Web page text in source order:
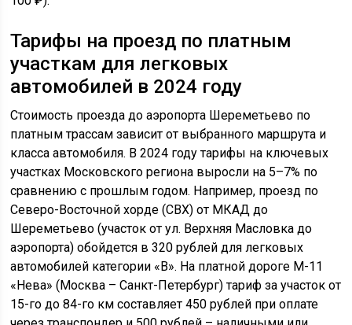
Тарифы на проезд по платным
участкам для легковых
автомобилей в 2024 году
Стоимость проезда до аэропорта Шереметьево по
платным трассам зависит от выбранного маршрута и
класса автомобиля. В 2024 году тарифы на ключевых
участках Московского региона выросли на 5–7% по
сравнению с прошлым годом. Например, проезд по
Северо-Восточной хорде (СВХ) от МКАД до
Шереметьево (участок от ул. Верхняя Масловка до
аэропорта) обойдется в 320 рублей для легковых
автомобилей категории «В». На платной дороге М-11
«Нева» (Москва – Санкт-Петербург) тариф за участок от
15-го до 84-го км составляет 450 рублей при оплате